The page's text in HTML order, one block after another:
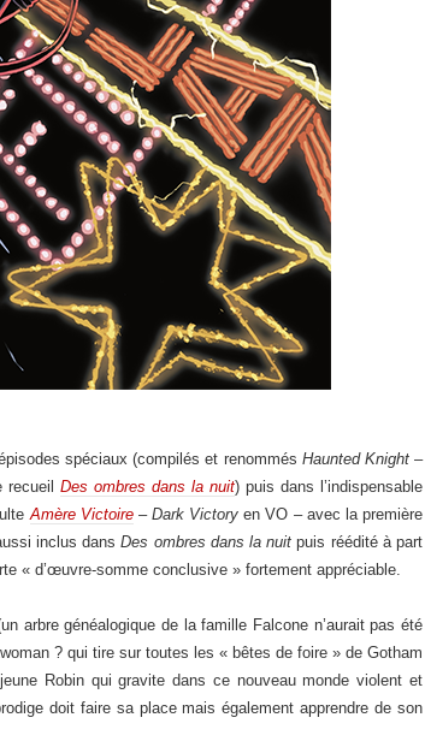
spéciaux (compilés et renommés Haunted Knight–
Des ombres dans la nuit) puis dans l’indispensable
Amère Victoire–Dark Victory en VO – avec la première
inclus dansDes ombres dans la nuit puis réédité à part
« d’œuvre-somme conclusive » fortement appréciable.
arbre généalogique de la famille Falcone n’aurait pas été
? qui tire sur toutes les « bêtes de foire » de Gotham
Robin qui gravite dans ce nouveau monde violent et
doit faire sa place mais également apprendre de son